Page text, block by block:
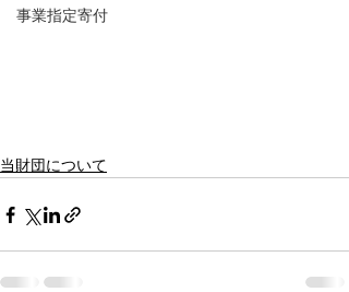
事業指定寄付
当財団について